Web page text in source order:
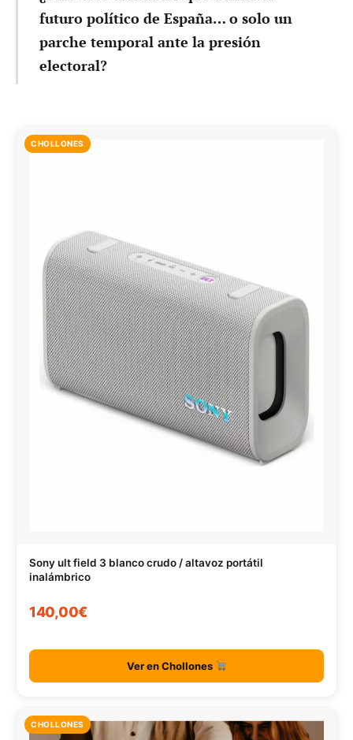
futuro político de España… o solo un
parche temporal ante la presión
electoral?
CHOLLONES
Sony ult field 3 blanco crudo / altavoz portátil
inalámbrico
140,00€
Ver en Chollones
CHOLLONES